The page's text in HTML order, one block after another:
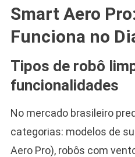
Smart Aero
Funciona no
Tipos de robô
funcionalidades
No mercado brasileiro
categorias: modelos de
Aero Pro), robôs com